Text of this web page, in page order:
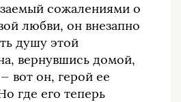
сожалениями о
любви, он внезапно
душу этой
вернувшись домой,
вот он, герой ее
где его теперь